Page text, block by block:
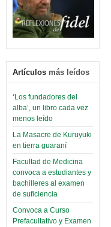
Artículos más leídos
‘Los fundadores del
alba’, un libro cada vez
menos leído
La Masacre de Kuruyuki
en tierra guaraní
Facultad de Medicina
convoca a estudiantes y
bachilleres al examen
de suficiencia
Convoca a Curso
Prefacultativo y Examen